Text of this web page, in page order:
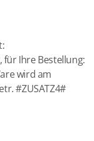
für Ihre Bestellung:
wird am
#ZUSATZ4#